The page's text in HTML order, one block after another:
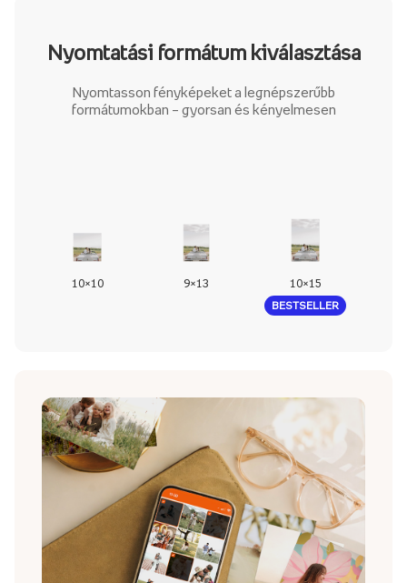
Nyomtatási formátum kiválasztása
Nyomtasson fényképeket a legnépszerűbb
formátumokban – gyorsan és kényelmesen
10×10 9×13 10×15
BESTSELLER